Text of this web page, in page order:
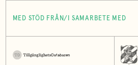
MED STÖD FRÅN/I SAMARBETE MED